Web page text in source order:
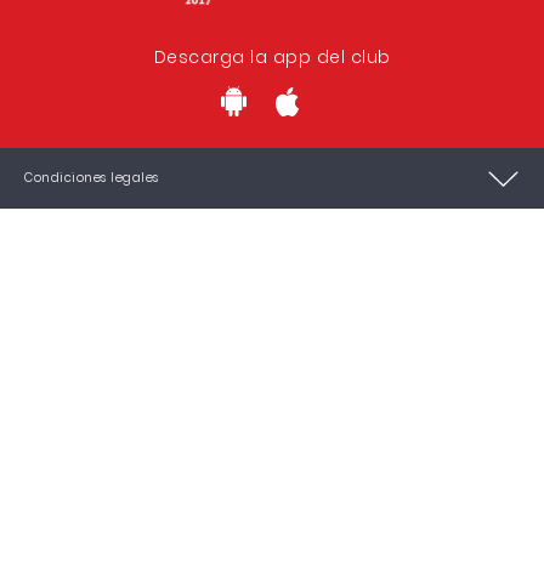
Descarga la app del club
Condiciones legales